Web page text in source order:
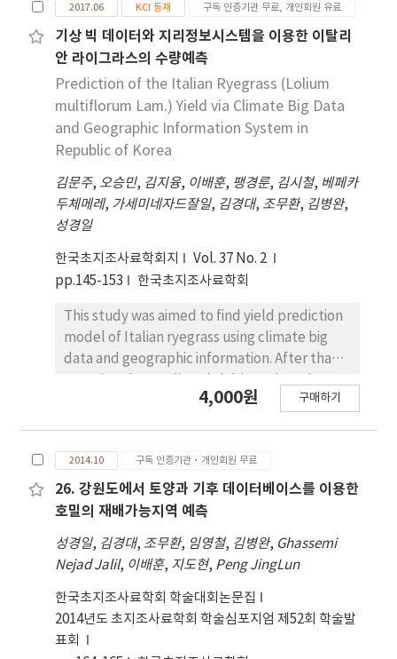
were found between DMY and DSD in 3
(Hwaseong, Suwon and Siheung) out of the 5
regions, meanwhile the negative relationship
regression analysis. Therefore, it was
concluded that the interpretability of the
yield prediction model for mixed pasture
could be improved based on constructing
the models using the data from each region
separately instead of using the pooled data
from different regions.
2017.06 KCI 등재 구독 인증기관 무료, 개인회원 유료
기상 빅 데이터와 지리정보시스템을 이용한 이탈리
안 라이그라스의 수량예측
Prediction of the Italian Ryegrass (Lolium
multiflorum Lam.) Yield via Climate Big Data
and Geographic Information System in
Republic of Korea
김문주, 오승민, 김지융, 이배훈, 팽경룬, 김시철, 베페카
두체메레, 가세미네자드잘일, 김경대, 조무환, 김병완,
성경일
한국초지조사료학회지
Vol. 37 No. 2
pp.145-153
한국초지조사료학회
This study was aimed to find yield prediction
model of Italian ryegrass using climate big
data and geographic information. After that,
Geographic Information System (GIS) as
matched with forage data according to year
and location, was gathered from the Korean
Metrology Administration (KMA) as big data;
constructed; fourth, the yield prediction
equation was estimated for the climate
layers. Finally, the prediction model was
evaluated in aspect of fitness and accuracy.
As a result, the fitness of the model (R2) was
4,000원 구매하기
2014.10 구독 인증기관·개인회원 무료
26. 강원도에서 토양과 기후 데이터베이스를 이용한
호밀의 재배가능지역 예측
성경일, 김경대, 조무환, 임영철, 김병완, Ghassemi
Nejad Jalil, 이배훈, 지도현, Peng JingLun
한국초지조사료학회 학술대회논문집
2014년도 초지조사료학회 학술심포지엄 제52회 학술발
표회